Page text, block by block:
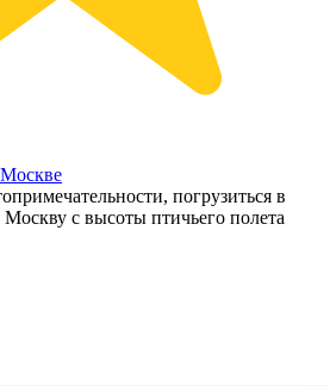
погрузиться в
с высоты птичьего полета